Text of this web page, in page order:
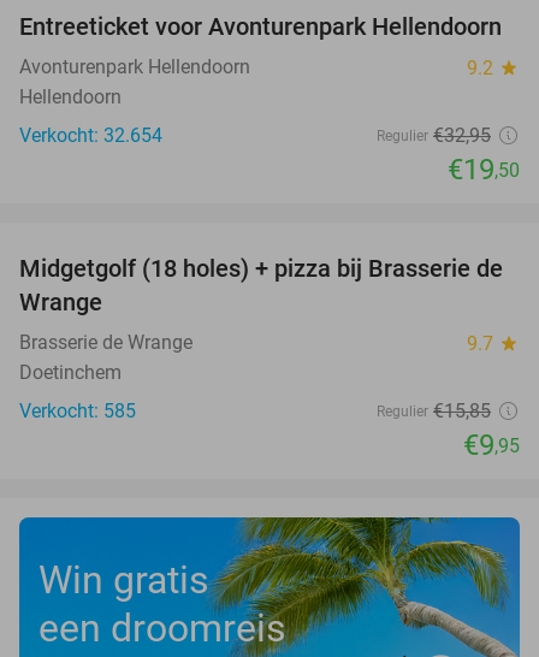
41%
Entreeticket voor Avonturenpark Hellendoorn
Avonturenpark Hellendoorn 9.2 star
Hellendoorn
Verkocht: 32.654
Regulier €32,95
€19,50
37%
Midgetgolf (18 holes) + pizza bij Brasserie de
Wrange
Brasserie de Wrange 9.7 star
Doetinchem
Verkocht: 585
Regulier €15,85
€9,95
Win gratis
een droomreis